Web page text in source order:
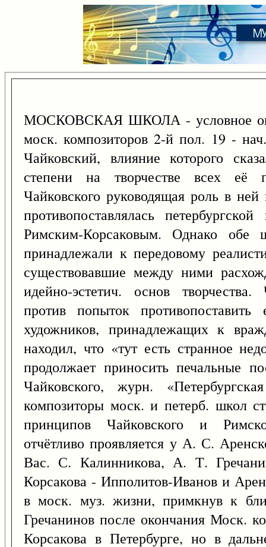
МОСКОВСКАЯ ШКОЛА - условное
моск. композиторов 2-й пол. 19 -
Чайковский, влияние которого
степени на творчестве всех её
Чайковского руководящая роль в
противопоставлялась
Римским-Корсаковым. Однако обе
принадлежали к передовому
существовавшие между ними
идейно-эстетич. основ
против попыток
художников, принадлежащих к
находил, что «тут есть странное
продолжает приносить печальные
Чайковского, журн.
композиторы моск. и петерб. школ
принципов Чайковского и
отчётливо проявляется у А. С.
Вас. С. Калинникова, А. Т.
Корсакова - Ипполитов-Иванов и
в моск. муз. жизни, примкнув к
Гречанинов после окончания Моск.
Корсакова в Петербурге, но в